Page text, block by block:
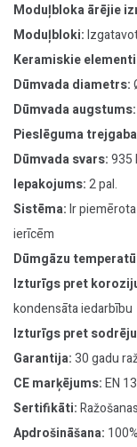
Moduļbloka ārējie
Moduļbloki:
Keramiskie
Dūmvada diametrs:
Dūmvada augstums:
Pieslēguma
Dūmvada svars:935
Iepakojums:2 pal.
Sistēma:Ir
ierīcēm
Dūmgāzu
Izturīgs pret
kondensāta iedarbību
Izturīgs pret
Garantija:30 gadu
CE marķējums:EN
Sertifikāti:
Apdrošināšana: